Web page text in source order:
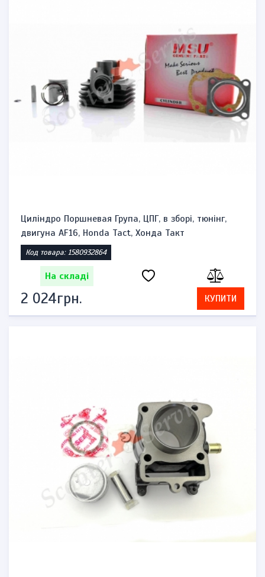
Циліндро Поршневая Група, ЦПГ, в зборі, тюнінг,
двигуна AF16, Honda Tact, Хонда Такт
Код товара: 1580932864
На складі
2 024грн. КУПИТИ